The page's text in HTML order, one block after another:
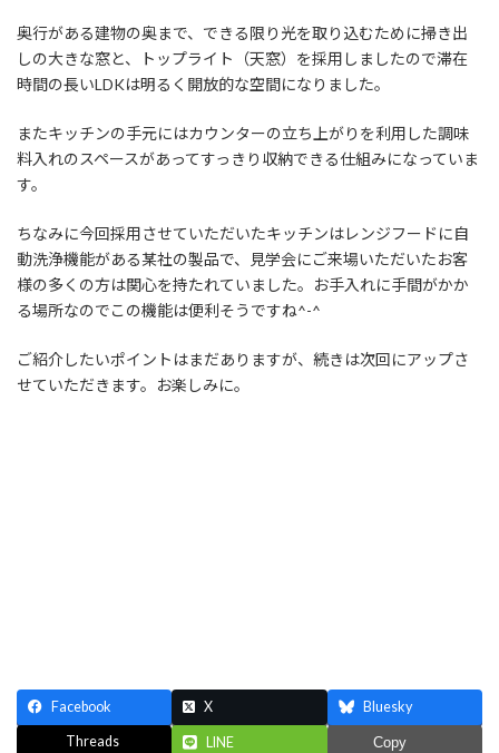
奥行がある建物の奥まで、できる限り光を取り込むために掃き出
しの大きな窓と、トップライト（天窓）を採用しましたので滞在
時間の長いLDKは明るく開放的な空間になりました。
またキッチンの手元にはカウンターの立ち上がりを利用した調味
料入れのスペースがあってすっきり収納できる仕組みになっていま
す。
ちなみに今回採用させていただいたキッチンはレンジフードに自
動洗浄機能がある某社の製品で、見学会にご来場いただいたお客
様の多くの方は関心を持たれていました。お手入れに手間がかか
る場所なのでこの機能は便利そうですね^-^
ご紹介したいポイントはまだありますが、続きは次回にアップさ
せていただきます。お楽しみに。
Facebook X Bluesky
Threads LINE Copy